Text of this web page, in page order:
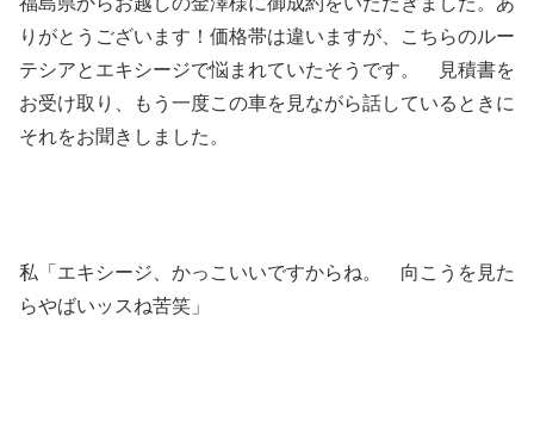
りがとうございます！価格帯は違いますが、こちらのルー
テシアとエキシージで悩まれていたそうです。 見積書を
お受け取り、もう一度この車を見ながら話しているときに
それをお聞きしました。
私「エキシージ、かっこいいですからね。 向こうを見た
らやばいッスね苦笑」